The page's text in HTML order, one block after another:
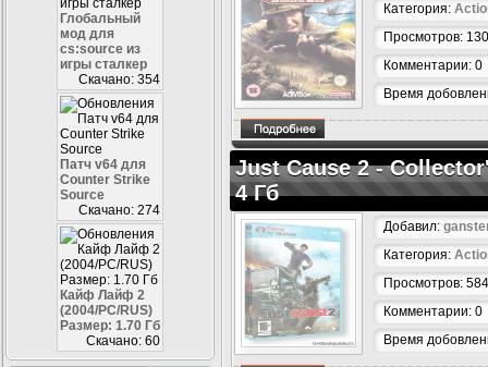
Глобальный
мод для
cs:source из
игры сталкер
Скачано: 354
Патч v64 для
Counter Strike
Source
Скачано: 274
Кайф Лайф 2
(2004/PC/RUS)
Размер: 1.70 Гб
Скачано: 60
Категория:
Просмотров:
Комментарии: 0
Время
Just Cause 2 -
4 Гб
Добавил:
Категория:
Просмотров: 584
Комментарии: 0
Время